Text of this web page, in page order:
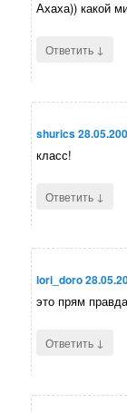
Ахаха)) какой
Ответить ↓
shurics
класс!
Ответить ↓
lori_doro
это прям
Ответить ↓